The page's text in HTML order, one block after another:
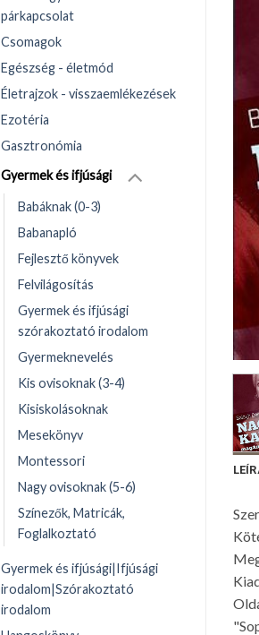
párkapcsolat
Csomagok
Egészség - életmód
Életrajzok - visszaemlékezések
Ezotéria
Gasztronómia
Gyermek és ifjúsági
Babáknak (0-3)
Babanapló
Fejlesztő könyvek
Felvilágosítás
Gyermek és ifjúsági
szórakoztató irodalom
Gyermeknevelés
Kis ovisoknak (3-4)
Kisiskolásoknak
Mesekönyv
Montessori
Nagy ovisoknak (5-6)
Színezők, Matricák,
Foglalkoztató
Gyermek és ifjúsági|Ifjúsági
irodalom|Szórakoztató
irodalom